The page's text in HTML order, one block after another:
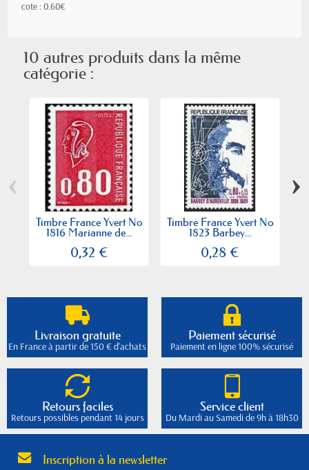
cote : 0.60€
10 autres produits dans la même
catégorie :
Timbre France Yvert No
1816 Marianne de...
0,32 €
Timbre France Yvert No
1823 Barbey...
0,28 €
‹ ›
Livraison gratuite
En France à partir de 150 € d'achats
Paiement sécurisé
Paiement en ligne 100% sécurisé
Retours faciles
Retours possibles pendant 14 jours
Service client
Du Mardi au Samedi de 9h à 18h30
Inscription à la newsletter